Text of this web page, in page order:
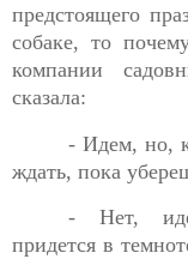
предстоящего
собаке, то
компании
сказала:
- Идем, но,
ждать, пока
- Нет,
придется в